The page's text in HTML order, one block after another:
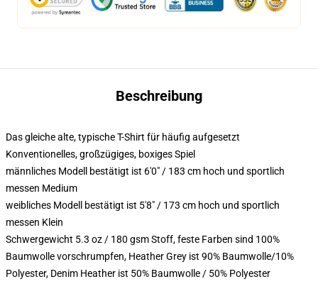
Beschreibung
Das gleiche alte, typische T-Shirt für häufig aufgesetzt
Konventionelles, großzügiges, boxiges Spiel
männliches Modell bestätigt ist 6'0" / 183 cm hoch und sportlich
messen Medium
weibliches Modell bestätigt ist 5'8" / 173 cm hoch und sportlich
messen Klein
Schwergewicht 5.3 oz / 180 gsm Stoff, feste Farben sind 100%
Baumwolle vorschrumpfen, Heather Grey ist 90% Baumwolle/10%
Polyester, Denim Heather ist 50% Baumwolle / 50% Polyester